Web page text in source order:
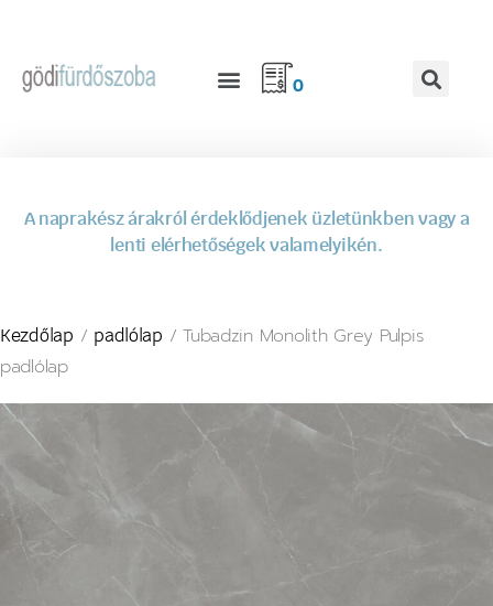
0
A naprakész árakról érdeklődjenek üzletünkben vagy a
lenti elérhetőségek valamelyikén.
Kezdőlap / padlólap / Tubadzin Monolith Grey Pulpis
padlólap